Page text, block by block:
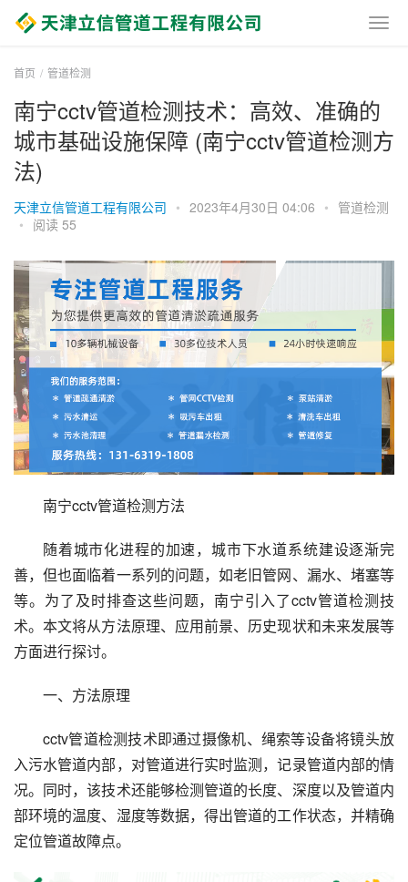
首页 管道检测
南宁cctv管道检测技术：高效、准确的
城市基础设施保障 (南宁cctv管道检测方
法)
天津立信管道工程有限公司 • 2023年4月30日 04:06 • 管道检测
• 阅读 55
南宁cctv管道检测方法
随着城市化进程的加速，城市下水道系统建设逐渐完
善，但也面临着一系列的问题，如老旧管网、漏水、堵塞等
等。为了及时排查这些问题，南宁引入了cctv管道检测技
术。本文将从方法原理、应用前景、历史现状和未来发展等
方面进行探讨。
一、方法原理
cctv管道检测技术即通过摄像机、绳索等设备将镜头放
入污水管道内部，对管道进行实时监测，记录管道内部的情
况。同时，该技术还能够检测管道的长度、深度以及管道内
部环境的温度、湿度等数据，得出管道的工作状态，并精确
定位管道故障点。